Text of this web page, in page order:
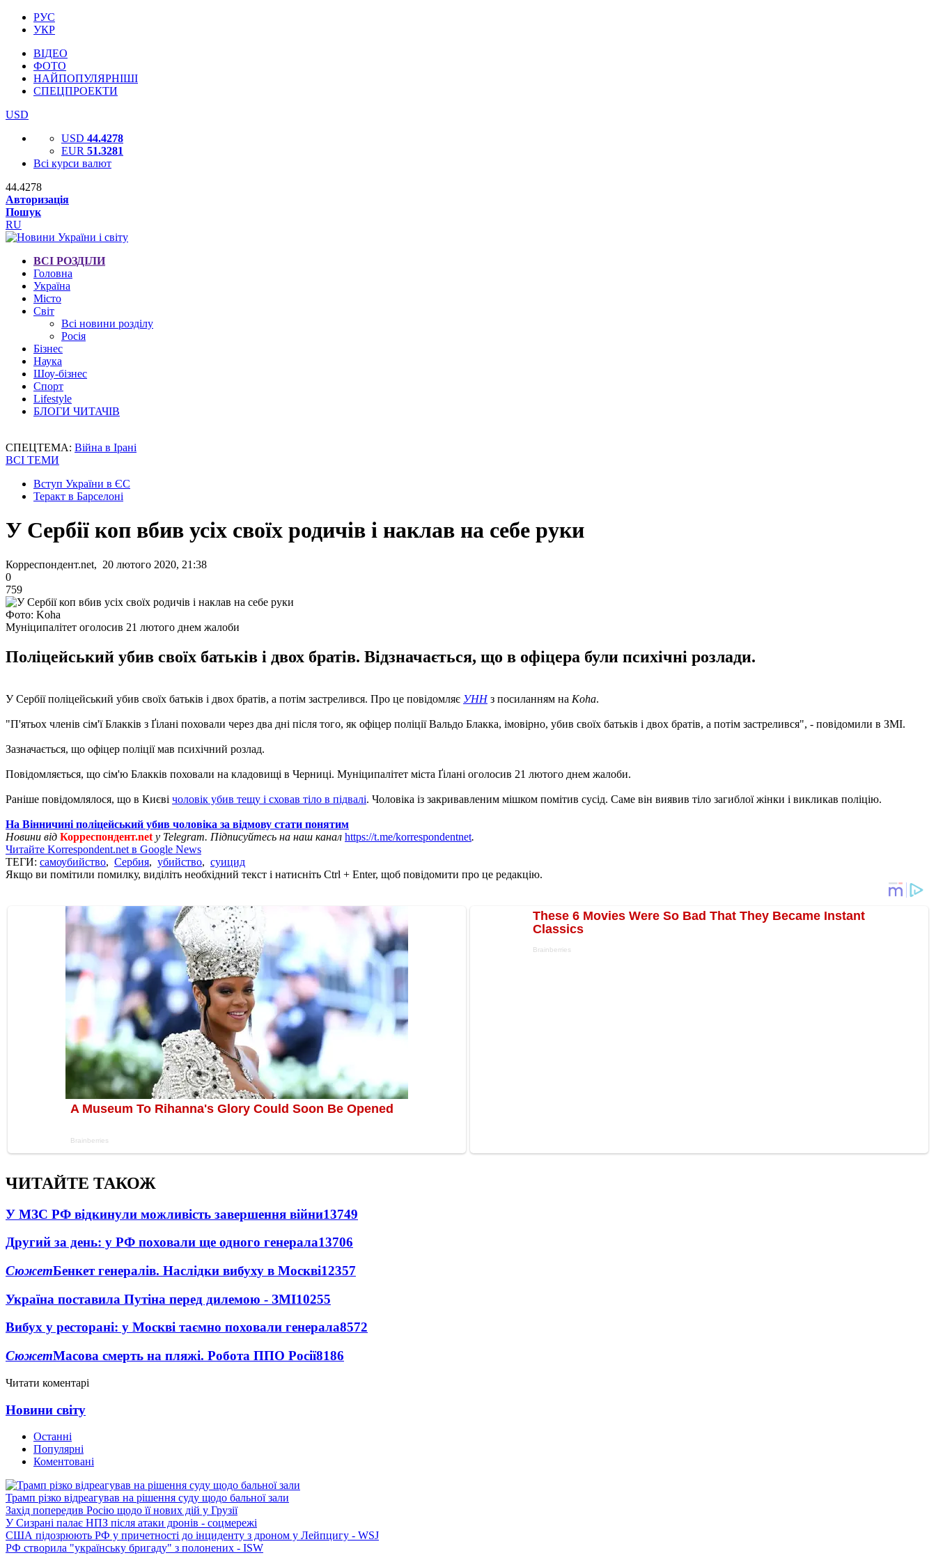
РУС
УКР
ВІДЕО
ФОТО
НАЙПОПУЛЯРНІШІ
СПЕЦПРОЕКТИ
USD
USD 44.4278
EUR 51.3281
Всі курси валют
44.4278
Авторизація
Пошук
RU
ВСІ РОЗДІЛИ
Головна
Україна
Місто
Світ
Всі новини розділу
Росія
Бізнес
Наука
Шоу-бізнес
Спорт
Lifestyle
БЛОГИ ЧИТАЧІВ
СПЕЦТЕМА: Війна в Ірані
ВСІ ТЕМИ
Вступ України в ЄС
Теракт в Барселоні
У Сербії коп вбив усіх своїх родичів і наклав на себе руки
Корреспондент.net, 20 лютого 2020, 21:38
0
759
Фото: Koha
Муніципалітет оголосив 21 лютого днем жалоби
Поліцейський убив своїх батьків і двох братів. Відзначається, що в офіцера були психічні розлади.
У Сербії поліцейський убив своїх батьків і двох братів, а потім застрелився. Про це повідомляє УННз посиланням на Koha.
"П'ятьох членів сім'ї Блакків з Ґілані поховали через два дні після того, як офіцер поліції Вальдо Блакка, імовірно, убив своїх батьків і двох братів, а потім застрелився", - повідомили в ЗМІ.
Зазначається, що офіцер поліції мав психічний розлад.
Повідомляється, що сім'ю Блакків поховали на кладовищі в Черниці. Муніципалітет міста Ґілані оголосив 21 лютого днем жалоби.
Раніше повідомлялося, що в Києві чоловік убив тещу і сховав тіло в підвалі. Чоловіка із закривавленим мішком помітив сусід. Саме він виявив тіло загиблої жінки і викликав поліцію.
На Вінничині поліцейський убив чоловіка за відмову стати понятим
Новини від Корреспондент.net у Telegram. Підписуйтесь на наш канал https://t.me/korrespondentnet.
Читайте Korrespondent.net в Google News
ТЕГИ: самоубийство, Сербия, убийство, суицид
Якщо ви помітили помилку, виділіть необхідний текст і натисніть Ctrl + Enter, щоб повідомити про це редакцію.
ЧИТАЙТЕ ТАКОЖ
У МЗС РФ відкинули можливість завершення війни13749
Другий за день: у РФ поховали ще одного генерала13706
СюжетБенкет генералів. Наслідки вибуху в Москві12357
Україна поставила Путіна перед дилемою - ЗМІ10255
Вибух у ресторані: у Москві таємно поховали генерала8572
СюжетМасова смерть на пляжі. Робота ППО Росії8186
Читати коментарі
Новини світу
Останні
Популярні
Коментовані
Трамп різко відреагував на рішення суду щодо бальної зали
Захід попередив Росію щодо її нових дій у Грузії
У Сизрані палає НПЗ після атаки дронів - соцмережі
США підозрюють РФ у причетності до інциденту з дроном у Лейпцигу - WSJ
РФ створила "українську бригаду" з полонених - ISW